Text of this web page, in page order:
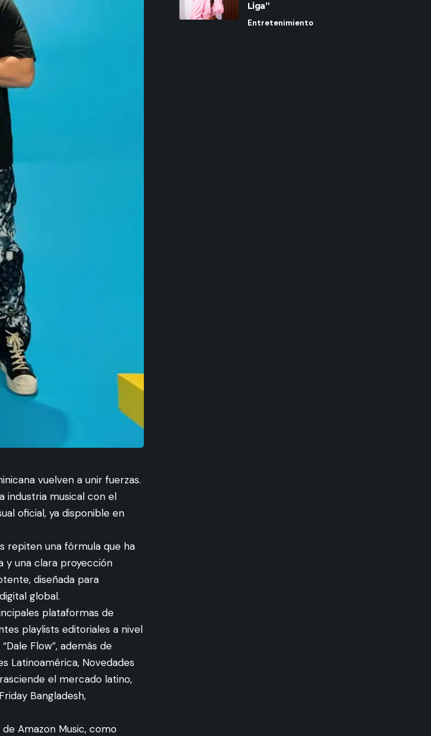
vuelven a unir fuerzas.
industria musical con el
oficial, ya disponible en
repiten una fórmula que ha
y una clara proyección
diseñada para
global.
plataformas de
playlists editoriales a nivel
Flow”, además de
Latinoamérica, Novedades
el mercado latino,
Bangladesh,
Amazon Music, como
Liga”
Entretenimiento